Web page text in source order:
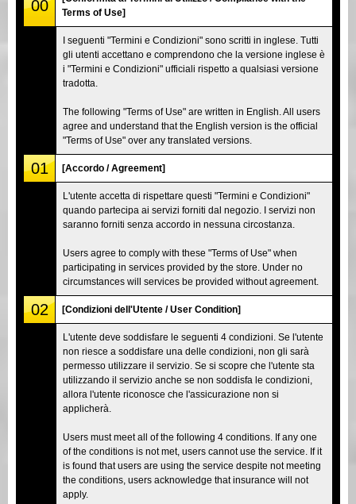
Tokyo Akihabara#2
Tokyo Shibuya Annex Tokyo Bay
Tokyo Asakusa Osaka
00
Terms of Use]
I seguenti "Termini e Condizioni" sono scritti in inglese. Tutti
gli utenti accettano e comprendono che la versione inglese è
i "Termini e Condizioni" ufficiali rispetto a qualsiasi versione
tradotta.
The following "Terms of Use" are written in English. All users
agree and understand that the English version is the official
"Terms of Use" over any translated versions.
01 [Accordo / Agreement]
L'utente accetta di rispettare questi "Termini e Condizioni"
quando partecipa ai servizi forniti dal negozio. I servizi non
saranno forniti senza accordo in nessuna circostanza.
Users agree to comply with these "Terms of Use" when
participating in services provided by the store. Under no
circumstances will services be provided without agreement.
02 [Condizioni dell'Utente / User Condition]
L'utente deve soddisfare le seguenti 4 condizioni. Se l'utente
non riesce a soddisfare una delle condizioni, non gli sarà
permesso utilizzare il servizio. Se si scopre che l'utente sta
utilizzando il servizio anche se non soddisfa le condizioni,
allora l'utente riconosce che l'assicurazione non si
applicherà.
Users must meet all of the following 4 conditions. If any one
of the conditions is not met, users cannot use the service. If it
is found that users are using the service despite not meeting
the conditions, users acknowledge that insurance will not
apply.